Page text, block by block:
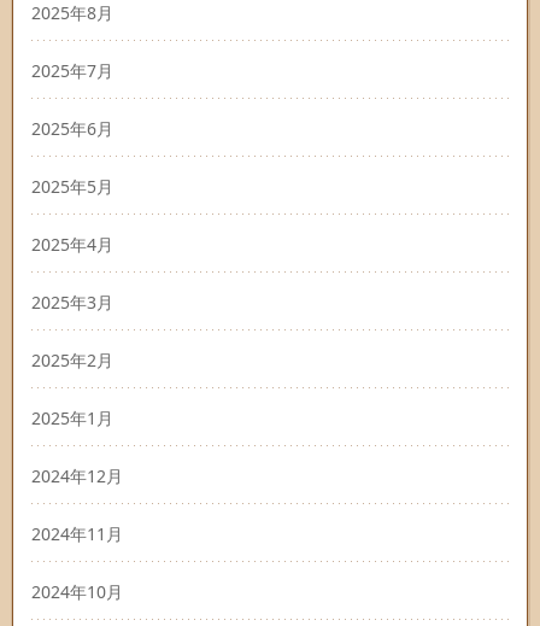
2025年8月
2025年7月
2025年6月
2025年5月
2025年4月
2025年3月
2025年2月
2025年1月
2024年12月
2024年11月
2024年10月